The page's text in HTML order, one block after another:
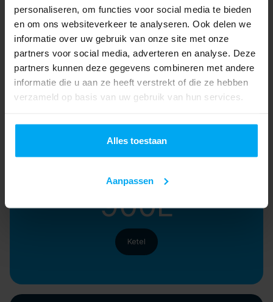
personaliseren, om functies voor social media te bieden
en om ons websiteverkeer te analyseren. Ook delen we
informatie over uw gebruik van onze site met onze
partners voor social media, adverteren en analyse. Deze
partners kunnen deze gegevens combineren met andere
informatie die u aan ze heeft verstrekt of die ze hebben
verzameld op basis van uw gebruik van hun services.
Alles toestaan
Aanpassen
2
900L
Ketel